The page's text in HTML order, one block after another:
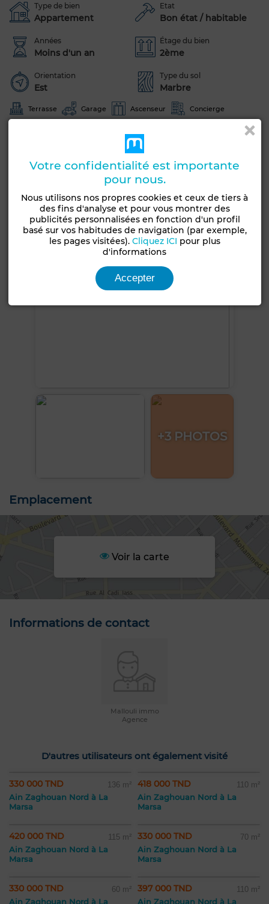
Type de bien
Appartement
Etat
Bon état / habitable
Années
Moins d'un an
Étage du bien
2ème
Orientation
Est
Type du sol
Marbre
Terrasse Garage Ascenseur Concierge
Climatisation
Chauffage central Sécurité Double vitrage
Cuisine équipée
Voir plus de photos
+3 PHOTOS
Emplacement
Voir la carte
Informations de contact
Mallouli immo
Agence
D'autres utilisateurs ont également visité
330 000 TND 136 m²
Ain Zaghouan Nord à La
Marsa
418 000 TND 110 m²
Ain Zaghouan Nord à La
Marsa
420 000 TND 115 m²
Ain Zaghouan Nord à La
Marsa
330 000 TND 70 m²
Ain Zaghouan Nord à La
Marsa
330 000 TND 60 m²
Ain Zaghouan Nord à La
397 000 TND 110 m²
Ain Zaghouan Nord à La
Votre confidentialité est importante
pour nous.
Nous utilisons nos propres cookies et ceux de tiers à
des fins d'analyse et pour vous montrer des
publicités personnalisées en fonction d'un profil
basé sur vos habitudes de navigation (par exemple,
les pages visitées). Cliquez ICI pour plus
d'informations
Accepter